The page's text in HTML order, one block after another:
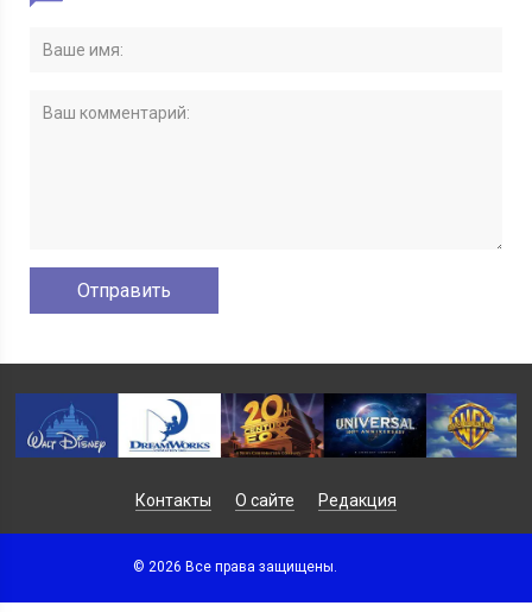
Контакты О сайте Редакция
© 2026 Все права защищены.